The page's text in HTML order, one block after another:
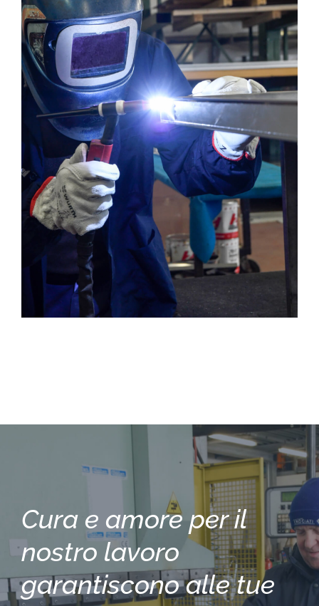
Cura e amore per il
nostro lavoro
garantiscono alle tue